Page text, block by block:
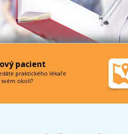
pacient
praktického lékaře
okolí?